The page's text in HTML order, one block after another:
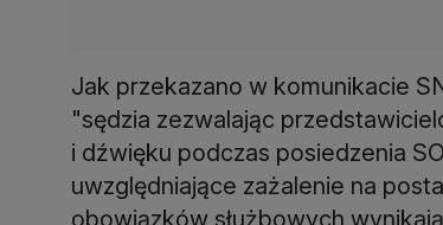
Jak przekazano w komunikacie
"sędzia zezwalając
i dźwięku podczas posiedzenia
uwzględniające zażalenie na
obowiązków służbowych